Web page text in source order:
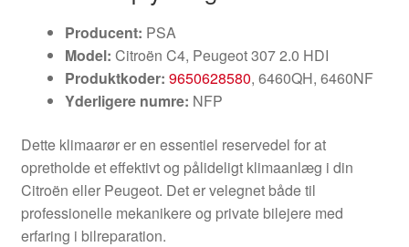
Producent: PSA
Model: Citroën C4, Peugeot 307 2.0 HDI
Produktkoder: 9650628580, 6460QH, 6460NF
Yderligere numre: NFP
Dette klimaarør er en essentiel reservedel for at
opretholde et effektivt og pålideligt klimaanlæg i din
Citroën eller Peugeot. Det er velegnet både til
professionelle mekanikere og private bilejere med
erfaring i bilreparation.